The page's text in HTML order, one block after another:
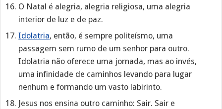
O Natal é alegria, alegria religiosa, uma alegria
interior de luz e de paz.
Idolatria, então, é sempre politeísmo, uma
passagem sem rumo de um senhor para outro.
Idolatria não oferece uma jornada, mas ao invés,
uma infinidade de caminhos levando para lugar
nenhum e formando um vasto labirinto.
Jesus nos ensina outro caminho: Sair. Sair e